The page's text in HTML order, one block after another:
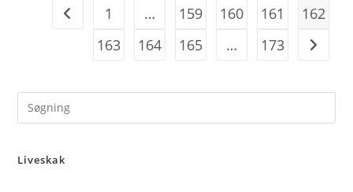
Go to the previous page
1 … 159 160 161
162
163
164 165 … 173 Go to
Liveskak